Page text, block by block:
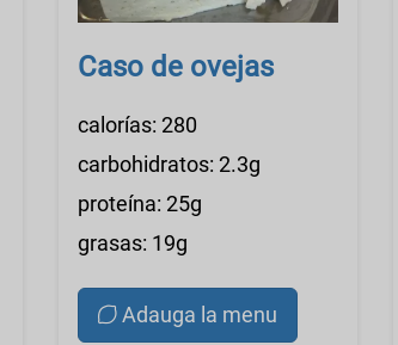
Caso de ovejas
calorías: 280
carbohidratos: 2.3g
proteína: 25g
grasas: 19g
Adauga la menu